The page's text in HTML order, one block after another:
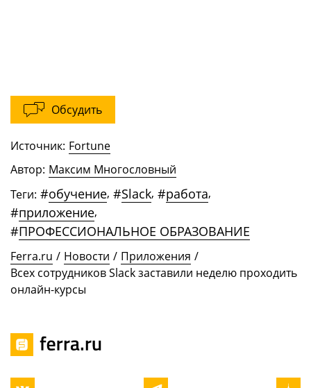
Обсудить
Источник: Fortune
Автор: Максим Многословный
Теги: #обучение, #Slack, #работа,
#приложение,
#ПРОФЕССИОНАЛЬНОЕ ОБРАЗОВАНИЕ
Ferra.ru / Новости / Приложения /
Всех сотрудников Slack заставили неделю проходить
онлайн-курсы